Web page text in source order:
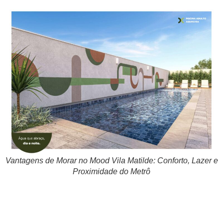
Vantagens de Morar no Mood Vila Matilde: Conforto, Lazer e
Proximidade do Metrô